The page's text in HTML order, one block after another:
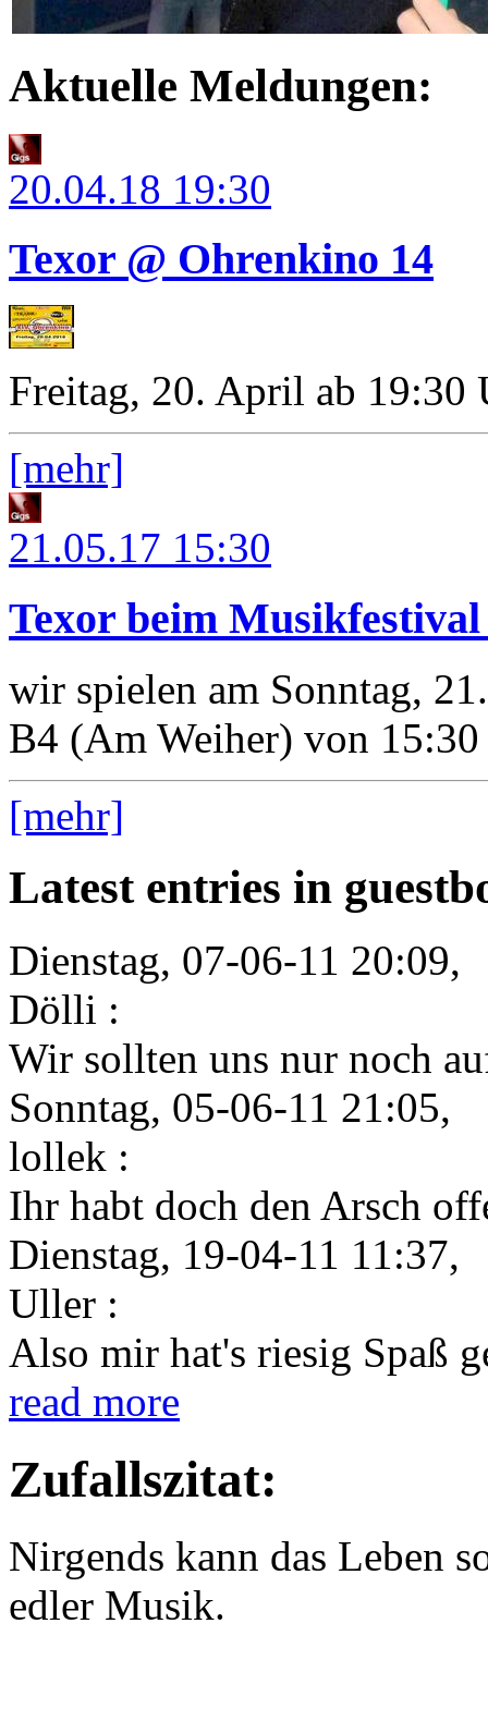
Aktuelle Meldungen:
20.04.18 19:30
Texor @ Ohrenkino 14
Freitag, 20. April ab
[mehr]
21.05.17 15:30
Texor beim
wir spielen am Sonntag,
B4 (Am Weiher) von
[mehr]
Latest entries in
Dienstag, 07-06-11 20:09,
Dölli :
Wir sollten uns nur noch
Sonntag, 05-06-11 21:05,
lollek :
Ihr habt doch den Arsch
Dienstag, 19-04-11 11:37,
Uller :
Also mir hat's riesig Spaß
read more
Zufallszitat:
Nirgends kann das Leben
edler Musik.